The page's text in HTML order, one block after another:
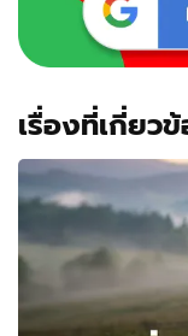
เรื่องที่เกี่ยว